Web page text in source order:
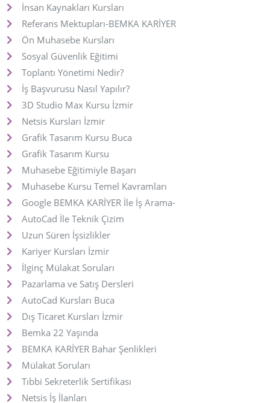
İnsan Kaynakları Kursları
Referans Mektupları-BEMKA KARİYER
Ön Muhasebe Kursları
Sosyal Güvenlik Eğitimi
Toplantı Yönetimi Nedir?
İş Başvurusu Nasıl Yapılır?
3D Studio Max Kursu İzmir
Netsis Kursları İzmir
Grafik Tasarım Kursu Buca
Grafik Tasarım Kursu
Muhasebe Eğitimiyle Başarı
Muhasebe Kursu Temel Kavramları
Google BEMKA KARİYER İle İş Arama-
AutoCad İle Teknik Çizim
Uzun Süren İşsizlikler
Kariyer Kursları İzmir
İlginç Mülakat Soruları
Pazarlama ve Satış Dersleri
AutoCad Kursları Buca
Dış Ticaret Kursları İzmir
Bemka 22 Yaşında
BEMKA KARİYER Bahar Şenlikleri
Mülakat Soruları
Tıbbi Sekreterlik Sertifikası
Netsis İş İlanları